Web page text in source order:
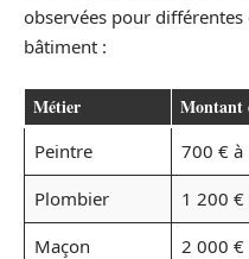
observées pour
bâtiment :
Métier Montant
Peintre
700 € à
Plombier
1 200 €
Maçon
2 000 €